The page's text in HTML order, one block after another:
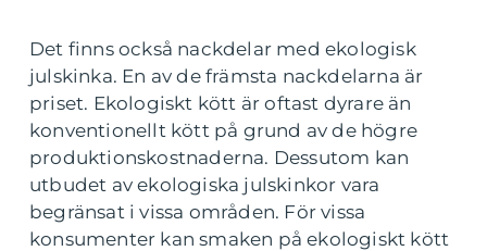
Det finns också nackdelar med ekologisk
julskinka. En av de främsta nackdelarna är
priset. Ekologiskt kött är oftast dyrare än
konventionellt kött på grund av de högre
produktionskostnaderna. Dessutom kan
utbudet av ekologiska julskinkor vara
begränsat i vissa områden. För vissa
konsumenter kan smaken på ekologiskt kött